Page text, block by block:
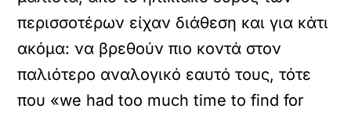
περισσοτέρων είχαν διάθεση και για κάτι
ακόμα: να βρεθούν πιο κοντά στον
παλιότερο αναλογικό εαυτό τους, τότε
που «we had too much time to find for